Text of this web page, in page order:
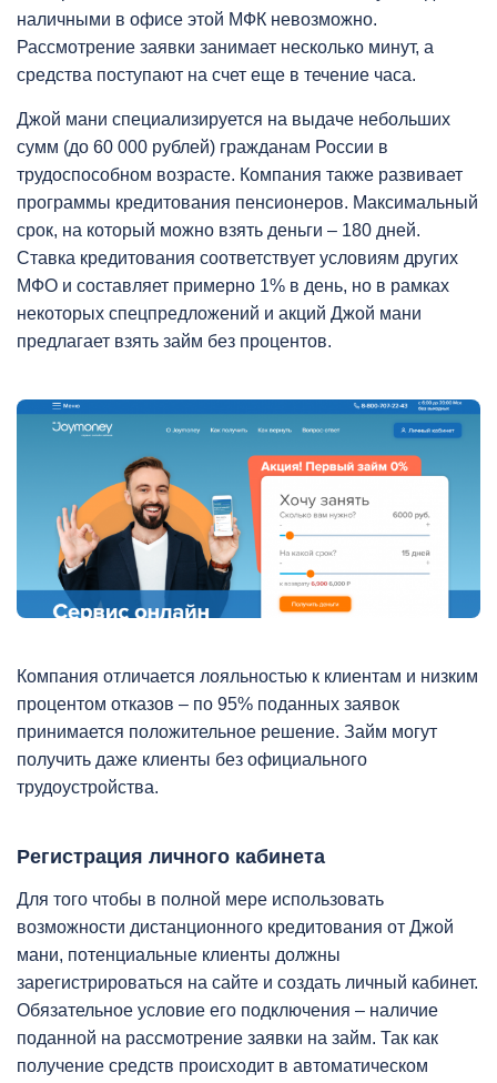
наличными в офисе этой МФК невозможно.
Рассмотрение заявки занимает несколько минут, а
средства поступают на счет еще в течение часа.
Джой мани специализируется на выдаче небольших
сумм (до 60 000 рублей) гражданам России в
трудоспособном возрасте. Компания также развивает
программы кредитования пенсионеров. Максимальный
срок, на который можно взять деньги – 180 дней.
Ставка кредитования соответствует условиям других
МФО и составляет примерно 1% в день, но в рамках
некоторых спецпредложений и акций Джой мани
предлагает взять займ без процентов.
Компания отличается лояльностью к клиентам и низким
процентом отказов – по 95% поданных заявок
принимается положительное решение. Займ могут
получить даже клиенты без официального
трудоустройства.
Регистрация личного кабинета
Для того чтобы в полной мере использовать
возможности дистанционного кредитования от Джой
мани, потенциальные клиенты должны
зарегистрироваться на сайте и создать личный кабинет.
Обязательное условие его подключения – наличие
поданной на рассмотрение заявки на займ. Так как
получение средств происходит в автоматическом